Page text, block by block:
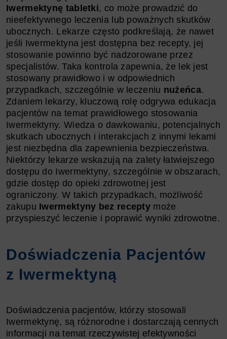
Iwermektynę tabletki, co może prowadzić do
nieefektywnego leczenia lub poważnych skutków
ubocznych. Lekarze często podkreślają, że nawet
jeśli Iwermektyna jest dostępna bez recepty, jej
stosowanie powinno być nadzorowane przez
specjalistów. Taka kontrola zapewnia, że lek jest
stosowany prawidłowo i w odpowiednich
przypadkach, szczególnie w leczeniu nużeńca.
Zdaniem lekarzy, kluczową rolę odgrywa edukacja
pacjentów na temat prawidłowego stosowania
Iwermektyny. Wiedza o dawkowaniu, potencjalnych
skutkach ubocznych i interakcjach z innymi lekami
jest niezbędna dla zapewnienia bezpieczeństwa.
Niektórzy lekarze wskazują na zalety łatwiejszego
dostępu do Iwermektyny, szczególnie w obszarach,
gdzie dostęp do opieki zdrowotnej jest
ograniczony. W takich przypadkach, możliwość
zakupu Iwermektyny bez recepty może
przyspieszyć leczenie i poprawić wyniki zdrowotne.
Doświadczenia Pacjentów
z Iwermektyną
Doświadczenia pacjentów, którzy stosowali
Iwermektynę, są różnorodne i dostarczają cennych
informacji na temat rzeczywistej efektywności